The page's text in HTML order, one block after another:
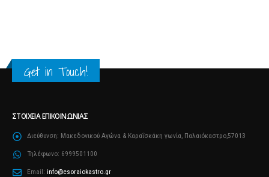
Get in Touch!
ΣΤΟΙΧΕΊΑ ΕΠΙΚΟΙΝΩΝΊΑΣ
Διεύθυνση: Μακεδονικού Αγώνα & Καραΐσκάκη γωνία, Παλαιόκαστρο,57013
Τηλέφωνο: 6999501100
Email: info@esoraiokastro.gr